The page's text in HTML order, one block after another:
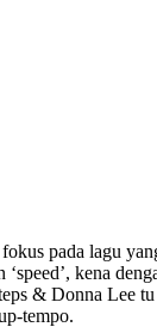
pada lagu
kena
& Donna Lee
tempo.